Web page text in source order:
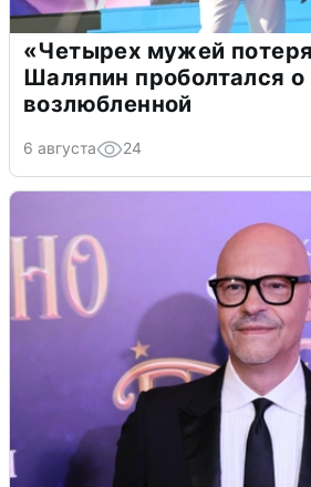
«Четырех мужей
Шаляпин проболтался о
возлюбленной
6 августа 24